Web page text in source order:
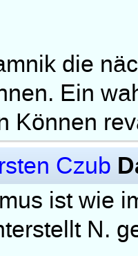
die
Ein
Können
Czub
ist wie
N.